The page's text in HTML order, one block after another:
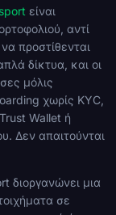
είναι
αντί
προστίθενται
δίκτυα, και οι
μόλις
χωρίς KYC,
Wallet ή
Δεν απαιτούνται
διοργανώνει μια
σε